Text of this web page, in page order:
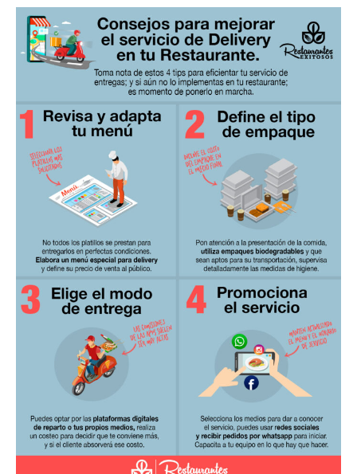
Marketing
para
Restaurantes